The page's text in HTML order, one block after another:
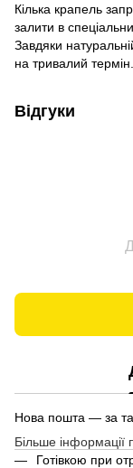
Кілька крапель
залити в
Завдяки
на тривалий термін.
Відгуки
Нова пошта — за
Більше інформації
Готівкою при